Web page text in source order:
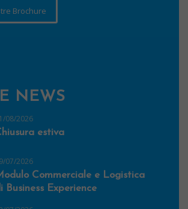
Brochure
NEWS
08/2026
estiva
07/2026
Commerciale e Logistica
Business Experience